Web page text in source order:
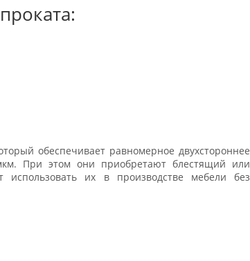
обеспечивает равномерное двухстороннее
При этом они приобретают блестящий или
использовать их в производстве мебели без